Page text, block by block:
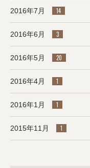
2016年7月 14
2016年6月 3
2016年5月 20
2016年4月 1
2016年1月 1
2015年11月 1